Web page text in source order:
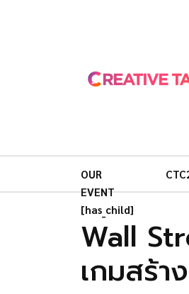
OUR
EVENT
[has_child]
Wall
เกมสร้า